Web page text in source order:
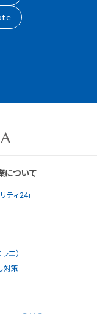
について
ィ24」
エ）
対策